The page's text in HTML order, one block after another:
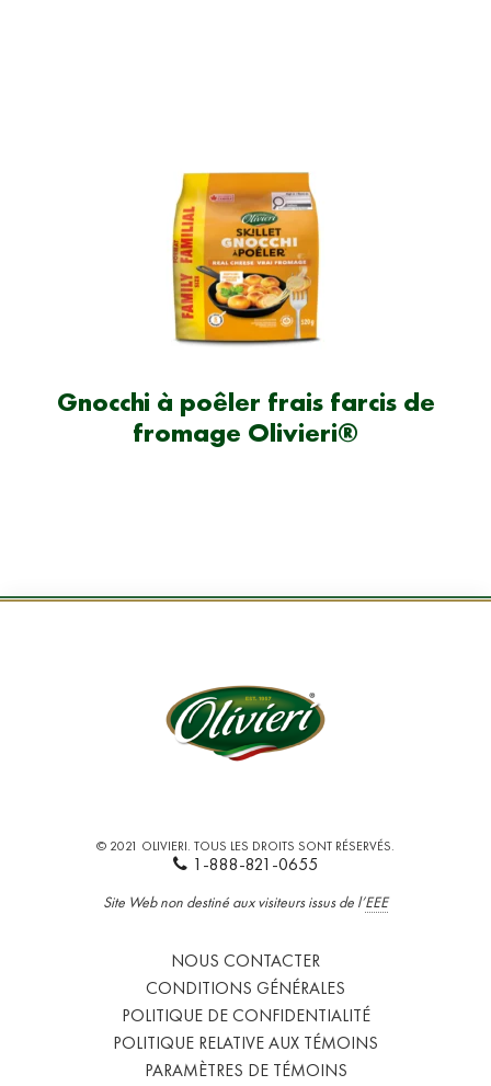
Gnocchi à poêler frais farcis de
fromage Olivieri®
© 2021 OLIVIERI. TOUS LES DROITS SONT RÉSERVÉS.
1-888-821-0655
Site Web non destiné aux visiteurs issus de l’EEE
NOUS CONTACTER
CONDITIONS GÉNÉRALES
POLITIQUE DE CONFIDENTIALITÉ
POLITIQUE RELATIVE AUX TÉMOINS
PARAMÈTRES DE TÉMOINS